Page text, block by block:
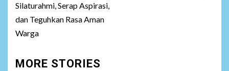
Silaturahmi, Serap Aspirasi,
dan Teguhkan Rasa Aman
Warga
MORE STORIES